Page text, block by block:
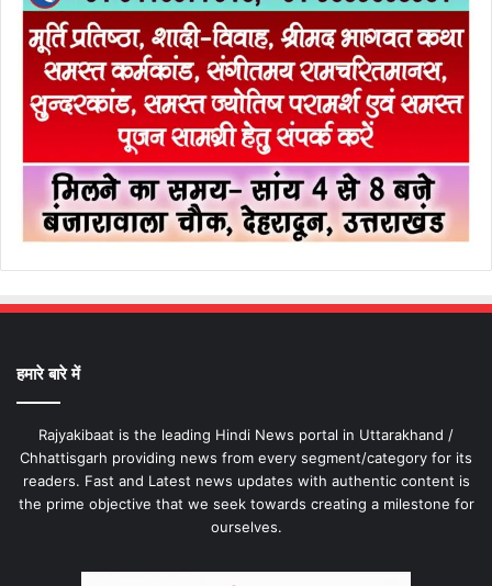
हमारे बारे में
Rajyakibaat is the leading Hindi News portal in Uttarakhand /
Chhattisgarh providing news from every segment/category for its
readers. Fast and Latest news updates with authentic content is
the prime objective that we seek towards creating a milestone for
ourselves.